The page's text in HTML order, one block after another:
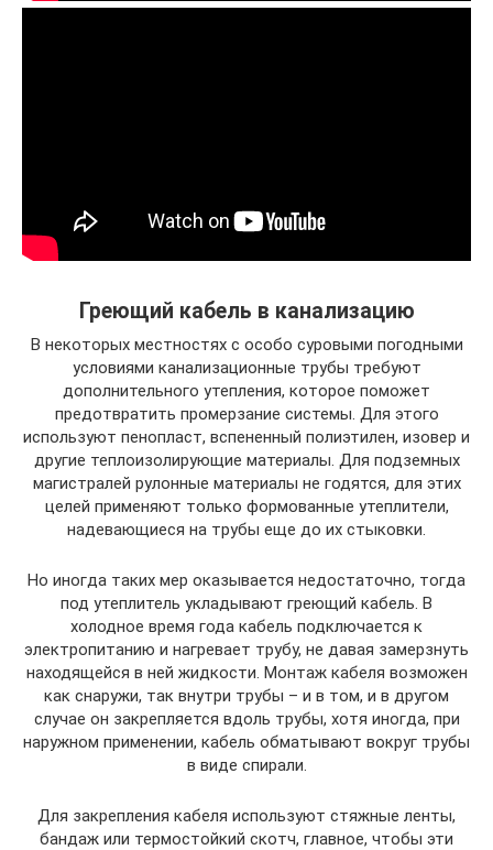
Греющий кабель в канализацию
В некоторых местностях с особо суровыми погодными
условиями канализационные трубы требуют
дополнительного утепления, которое поможет
предотвратить промерзание системы. Для этого
используют пенопласт, вспененный полиэтилен, изовер и
другие теплоизолирующие материалы. Для подземных
магистралей рулонные материалы не годятся, для этих
целей применяют только формованные утеплители,
надевающиеся на трубы еще до их стыковки.
Но иногда таких мер оказывается недостаточно, тогда
под утеплитель укладывают греющий кабель. В
холодное время года кабель подключается к
электропитанию и нагревает трубу, не давая замерзнуть
находящейся в ней жидкости. Монтаж кабеля возможен
как снаружи, так внутри трубы – и в том, и в другом
случае он закрепляется вдоль трубы, хотя иногда, при
наружном применении, кабель обматывают вокруг трубы
в виде спирали.
Для закрепления кабеля используют стяжные ленты,
бандаж или термостойкий скотч, главное, чтобы эти